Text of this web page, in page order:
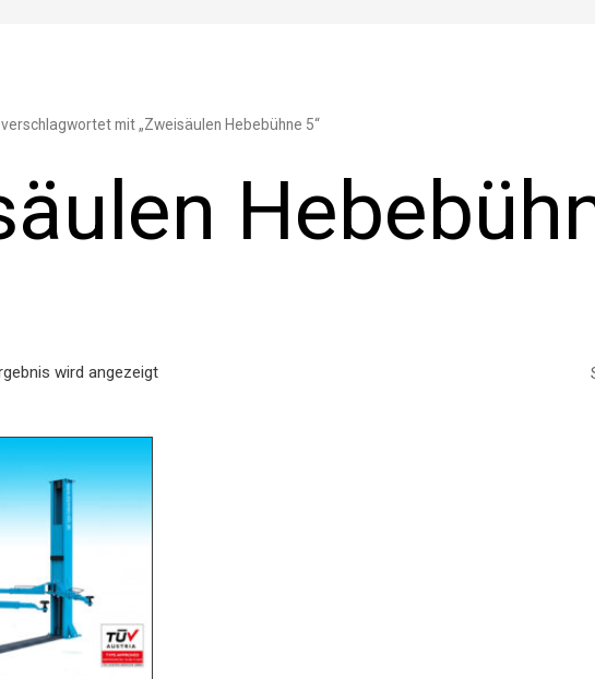
mit „Zweisäulen Hebebühne 5“
wird angezeigt